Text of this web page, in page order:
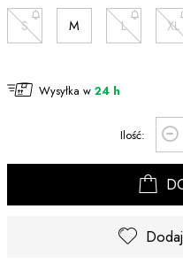
S M L XL
Wysyłka w 24 h
Ilość: